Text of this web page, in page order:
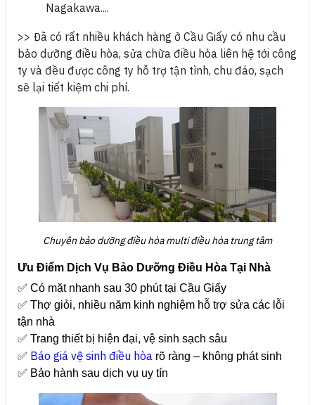
Nagakawa....
>> Đã có rất nhiều khách hàng ở Cầu Giấy có nhu cầu
bảo dưỡng điều hòa, sửa chữa điều hòa liên hệ tới công
ty và đều được công ty hỗ trợ tận tình, chu đáo, sạch
sẽ lại tiết kiệm chi phí.
Chuyên bảo dưỡng điều hòa multi điều hòa trung tâm
Ưu Điểm Dịch Vụ Bảo Dưỡng Điều Hòa Tại Nhà
✅ Có mặt nhanh sau 30 phút tại Cầu Giấy
✅ Thợ giỏi, nhiều năm kinh nghiệm hỗ trợ sửa các lỗi
tận nhà
✅ Trang thiết bị hiện đại, vệ sinh sạch sâu
✅ Báo giá vệ sinh điều hòa rõ ràng – không phát sinh
✅ Bảo hành sau dịch vụ uy tín